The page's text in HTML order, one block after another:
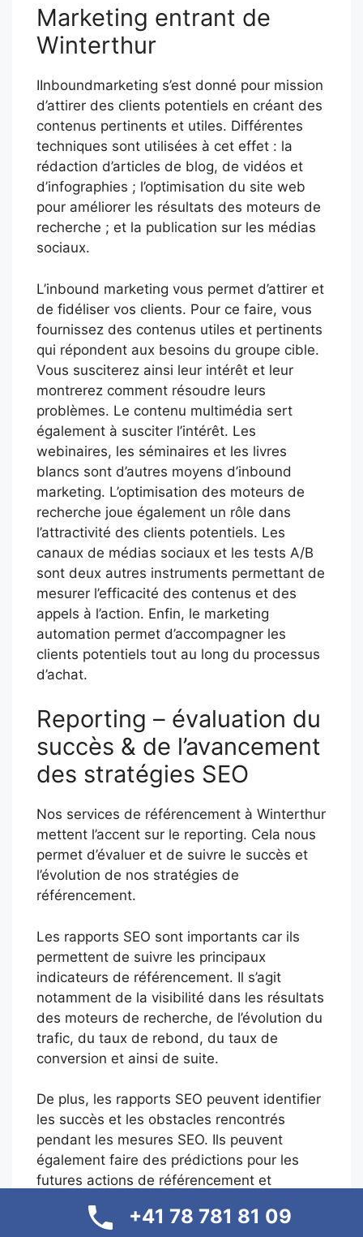
Marketing entrant de
Winterthur
IInboundmarketing s’est donné pour mission
d’attirer des clients potentiels en créant des
contenus pertinents et utiles. Différentes
techniques sont utilisées à cet effet : la
rédaction d’articles de blog, de vidéos et
d’infographies ; l’optimisation du site web
pour améliorer les résultats des moteurs de
recherche ; et la publication sur les médias
sociaux.
L’inbound marketing vous permet d’attirer et
de fidéliser vos clients. Pour ce faire, vous
fournissez des contenus utiles et pertinents
qui répondent aux besoins du groupe cible.
Vous susciterez ainsi leur intérêt et leur
montrerez comment résoudre leurs
problèmes. Le contenu multimédia sert
également à susciter l’intérêt. Les
webinaires, les séminaires et les livres
blancs sont d’autres moyens d’inbound
marketing. L’optimisation des moteurs de
recherche joue également un rôle dans
l’attractivité des clients potentiels. Les
canaux de médias sociaux et les tests A/B
sont deux autres instruments permettant de
mesurer l’efficacité des contenus et des
appels à l’action. Enfin, le marketing
automation permet d’accompagner les
clients potentiels tout au long du processus
d’achat.
Reporting – évaluation du
succès & de l’avancement
des stratégies SEO
Nos services de référencement à Winterthur
mettent l’accent sur le reporting. Cela nous
permet d’évaluer et de suivre le succès et
l’évolution de nos stratégies de
référencement.
Les rapports SEO sont importants car ils
permettent de suivre les principaux
indicateurs de référencement. Il s’agit
notamment de la visibilité dans les résultats
des moteurs de recherche, de l’évolution du
trafic, du taux de rebond, du taux de
conversion et ainsi de suite.
De plus, les rapports SEO peuvent identifier
les succès et les obstacles rencontrés
pendant les mesures SEO. Ils peuvent
également faire des prédictions pour les
futures actions de référencement et
+41 78 781 81 09